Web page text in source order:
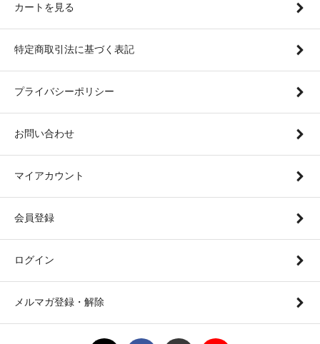
カートを見る
特定商取引法に基づく表記
プライバシーポリシー
お問い合わせ
マイアカウント
会員登録
ログイン
メルマガ登録・解除